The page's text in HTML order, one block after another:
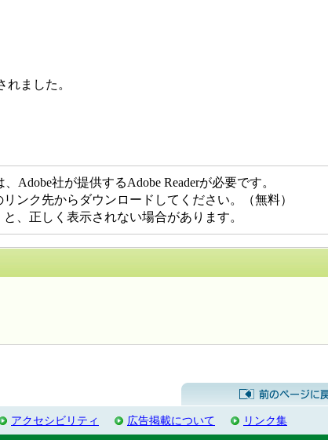
ました。
Adobe社が提供するAdobe Readerが必要です。
ンク先からダウンロードしてください。（無料）
、正しく表示されない場合があります。
アクセシビリティ 広告掲載について リンク集